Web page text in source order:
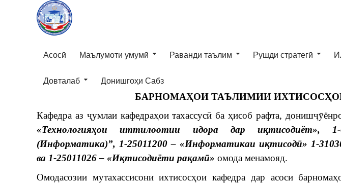
Асосӣ Маълумоти умумӣ Раванди таълим Рушди стратегӣ
Довталаб Донишгоҳи Сабз
БАРНОМАҲОИ ТАЪЛИМИИ
Кафедра аз ҷумлаи кафедраҳои тахассусӣ ба ҳисоб рафта,
«Технологияҳои иттилоотии идора дар иқтисодиёт», 1-
(Информатика)”, 1-25011200 – «Информатикаи иқтисодӣ» 1-
ва 1-25011026 – «Иқтисодиёти рақамӣ» омода менамояд.
Омодасозии мутахассисони ихтисосҳои кафедра дар асоси